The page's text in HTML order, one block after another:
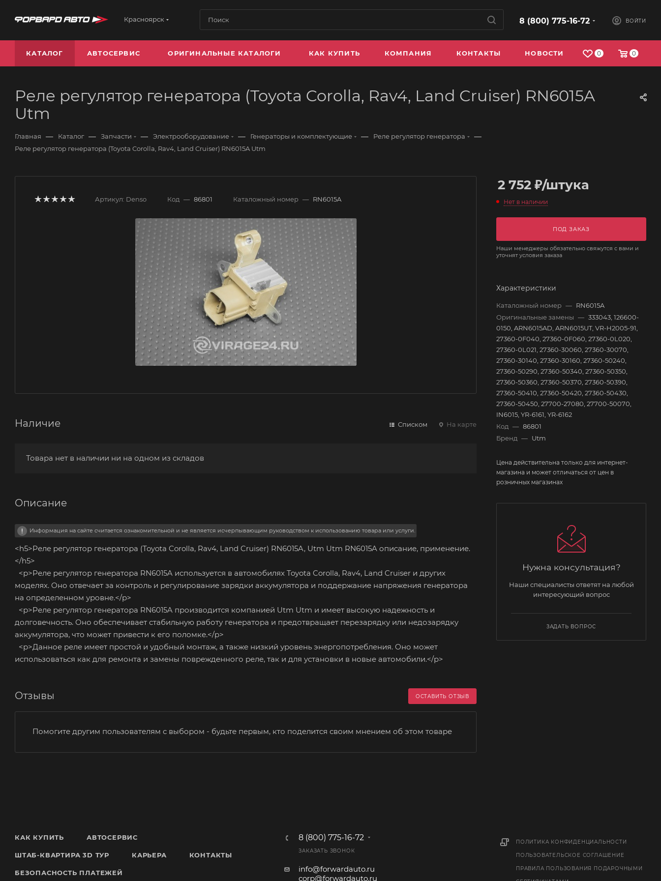
Красноярск 8 (800) 775-16-72 ВОЙТИ
0 0
КАТАЛОГ АВТОСЕРВИС ОРИГИНАЛЬНЫЕ КАТАЛОГИ КАК КУПИТЬ КОМПАНИЯ КОНТАКТЫ НОВОСТИ
Реле регулятор генератора (Toyota Corolla, Rav4, Land Cruiser) RN6015A
Utm
Главная — Каталог — Запчасти — Электрооборудование — Генераторы и комплектующие — Реле регулятор генератора —
Реле регулятор генератора (Toyota Corolla, Rav4, Land Cruiser) RN6015A Utm
Артикул: Denso Код — 86801 Каталожный номер — RN6015A
Наличие Списком На карте
Товара нет в наличии ни на одном из складов
Описание
Информация на сайте считается ознакомительной и не является исчерпывающим руководством к использованию товара или услуги.
<h5>Реле регулятор генератора (Toyota Corolla, Rav4, Land Cruiser) RN6015A, Utm Utm RN6015A описание, применение.
</h5>
<p>Реле регулятор генератора RN6015A используется в автомобилях Toyota Corolla, Rav4, Land Cruiser и других
моделях. Оно отвечает за контроль и регулирование зарядки аккумулятора и поддержание напряжения генератора
на определенном уровне.</p>
<p>Реле регулятор генератора RN6015A производится компанией Utm Utm и имеет высокую надежность и
долговечность. Оно обеспечивает стабильную работу генератора и предотвращает перезарядку или недозарядку
аккумулятора, что может привести к его поломке.</p>
<p>Данное реле имеет простой и удобный монтаж, а также низкий уровень энергопотребления. Оно может
использоваться как для ремонта и замены поврежденного реле, так и для установки в новые автомобили.</p>
Отзывы ОСТАВИТЬ ОТЗЫВ
Помогите другим пользователям с выбором - будьте первым, кто поделится своим мнением об этом товаре
2 752 ₽/штука
Нет в наличии
ПОД ЗАКАЗ
Наши менеджеры обязательно свяжутся с вами и
уточнят условия заказа
Характеристики
Каталожный номер — RN6015A
Оригинальные замены — 333043, 126600-
0150, ARN6015AD, ARN6015UT, VR-H2005-91,
27360-0F040, 27360-0F060, 27360-0L020,
27360-0L021, 27360-30060, 27360-30070,
27360-30140, 27360-30160, 27360-50240,
27360-50290, 27360-50340, 27360-50350,
27360-50360, 27360-50370, 27360-50390,
27360-50410, 27360-50420, 27360-50430,
27360-50450, 27700-27080, 27700-50070,
IN6015, YR-6161, YR-6162
Код — 86801
Бренд — Utm
Цена действительна только для интернет-
магазина и может отличаться от цен в
розничных магазинах
Нужна консультация?
Наши специалисты ответят на любой
интересующий вопрос
ЗАДАТЬ ВОПРОС
КАК КУПИТЬ АВТОСЕРВИС
ШТАБ-КВАРТИРА 3D ТУР КАРЬЕРА КОНТАКТЫ
БЕЗОПАСНОСТЬ ПЛАТЕЖЕЙ
8 (800) 775-16-72
ЗАКАЗАТЬ ЗВОНОК
info@forwardauto.ru
corp@forwardauto.ru
ПОЛИТИКА КОНФИДЕНЦИАЛЬНОСТИ
ПОЛЬЗОВАТЕЛЬСКОЕ СОГЛАШЕНИЕ
ПРАВИЛА ПОЛЬЗОВАНИЯ ПОДАРОЧНЫМИ